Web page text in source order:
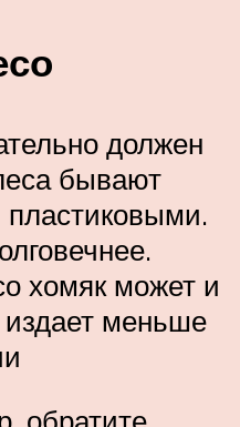
должен
бывают
хомяк может и
издает меньше